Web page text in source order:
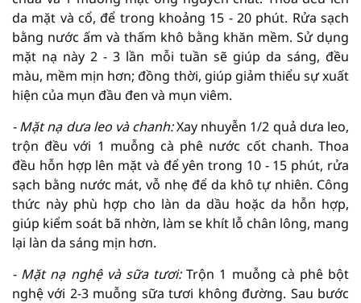
da mặt và cổ, để trong khoảng 15 - 20 phút. Rửa sạch
bằng nước ấm và thấm khô bằng khăn mềm. Sử dụng
mặt nạ này 2 - 3 lần mỗi tuần sẽ giúp da sáng, đều
màu, mềm mịn hơn; đồng thời, giúp giảm thiểu sự xuất
hiện của mụn đầu đen và mụn viêm.
- Mặt nạ dưa leo và chanh:Xay nhuyễn 1/2 quả dưa leo,
trộn đều với 1 muỗng cà phê nước cốt chanh. Thoa
đều hỗn hợp lên mặt và để yên trong 10 - 15 phút, rửa
sạch bằng nước mát, vỗ nhẹ để da khô tự nhiên. Công
thức này phù hợp cho làn da dầu hoặc da hỗn hợp,
giúp kiểm soát bã nhờn, làm se khít lỗ chân lông, mang
lại làn da sáng mịn hơn.
- Mặt nạ nghệ và sữa tươi:Trộn 1 muỗng cà phê bột
nghệ với 2-3 muỗng sữa tươi không đường. Sau bước